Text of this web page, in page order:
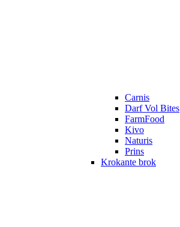
Carnis
Darf Vol Bites
FarmFood
Kivo
Naturis
Prins
Krokante brok